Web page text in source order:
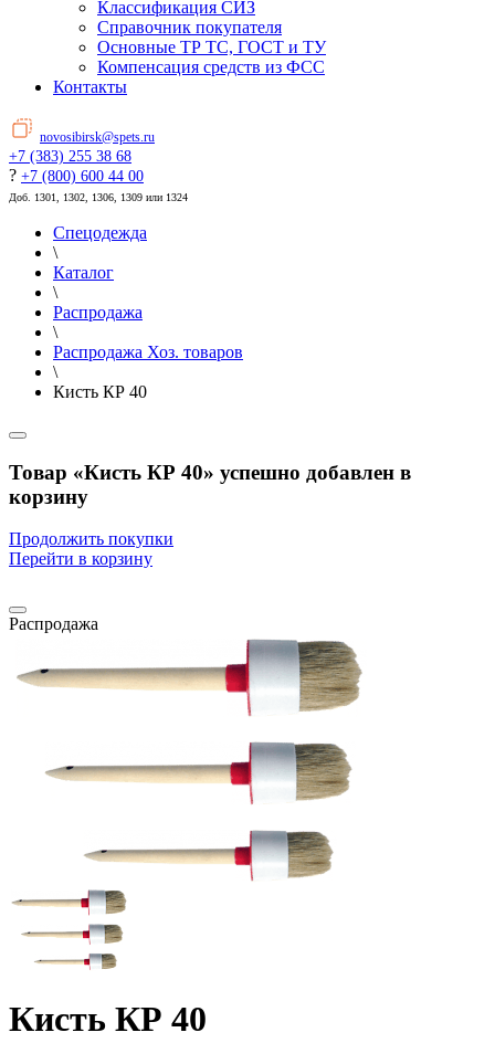
Классификация СИЗ
Справочник покупателя
Основные ТР ТС, ГОСТ и ТУ
Компенсация средств из ФСС
Контакты
novosibirsk@spets.ru
+7 (383) 255 38 68
? +7 (800) 600 44 00
Доб. 1301, 1302, 1306, 1309 или 1324
Спецодежда
\
Каталог
\
Распродажа
\
Распродажа Хоз. товаров
\
Кисть КР 40
Товар «Кисть КР 40» успешно добавлен в
корзину
Продолжить покупки
Перейти в корзину
Распродажа
Кисть КР 40